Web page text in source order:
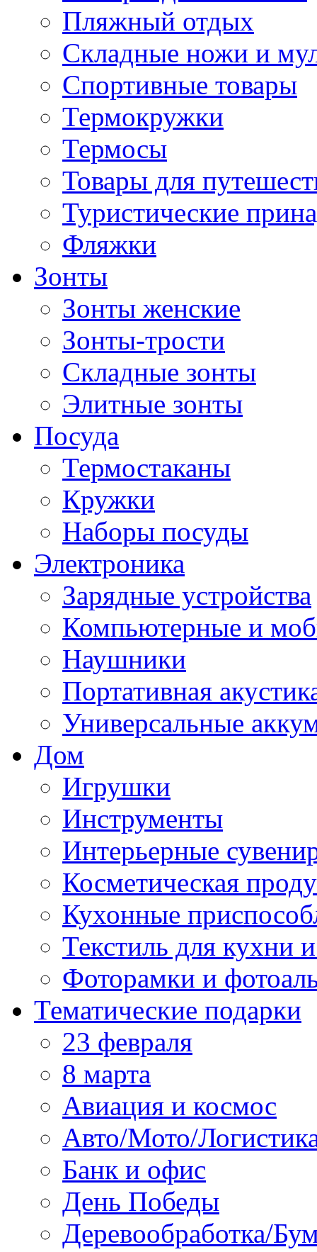
Пляжный отдых
Складные ножи и
Спортивные товары
Термокружки
Термосы
Товары для
Туристические
Фляжки
Зонты
Зонты женские
Зонты-трости
Складные зонты
Элитные зонты
Посуда
Термостаканы
Кружки
Наборы посуды
Электроника
Зарядные устройства
Компьютерные и
Наушники
Портативная
Универсальные
Дом
Игрушки
Инструменты
Интерьерные
Косметическая
Кухонные
Текстиль для кухни
Фоторамки и
Тематические подарки
23 февраля
8 марта
Авиация и космос
Авто/Мото/
Банк и офис
День Победы
Деревообработка/